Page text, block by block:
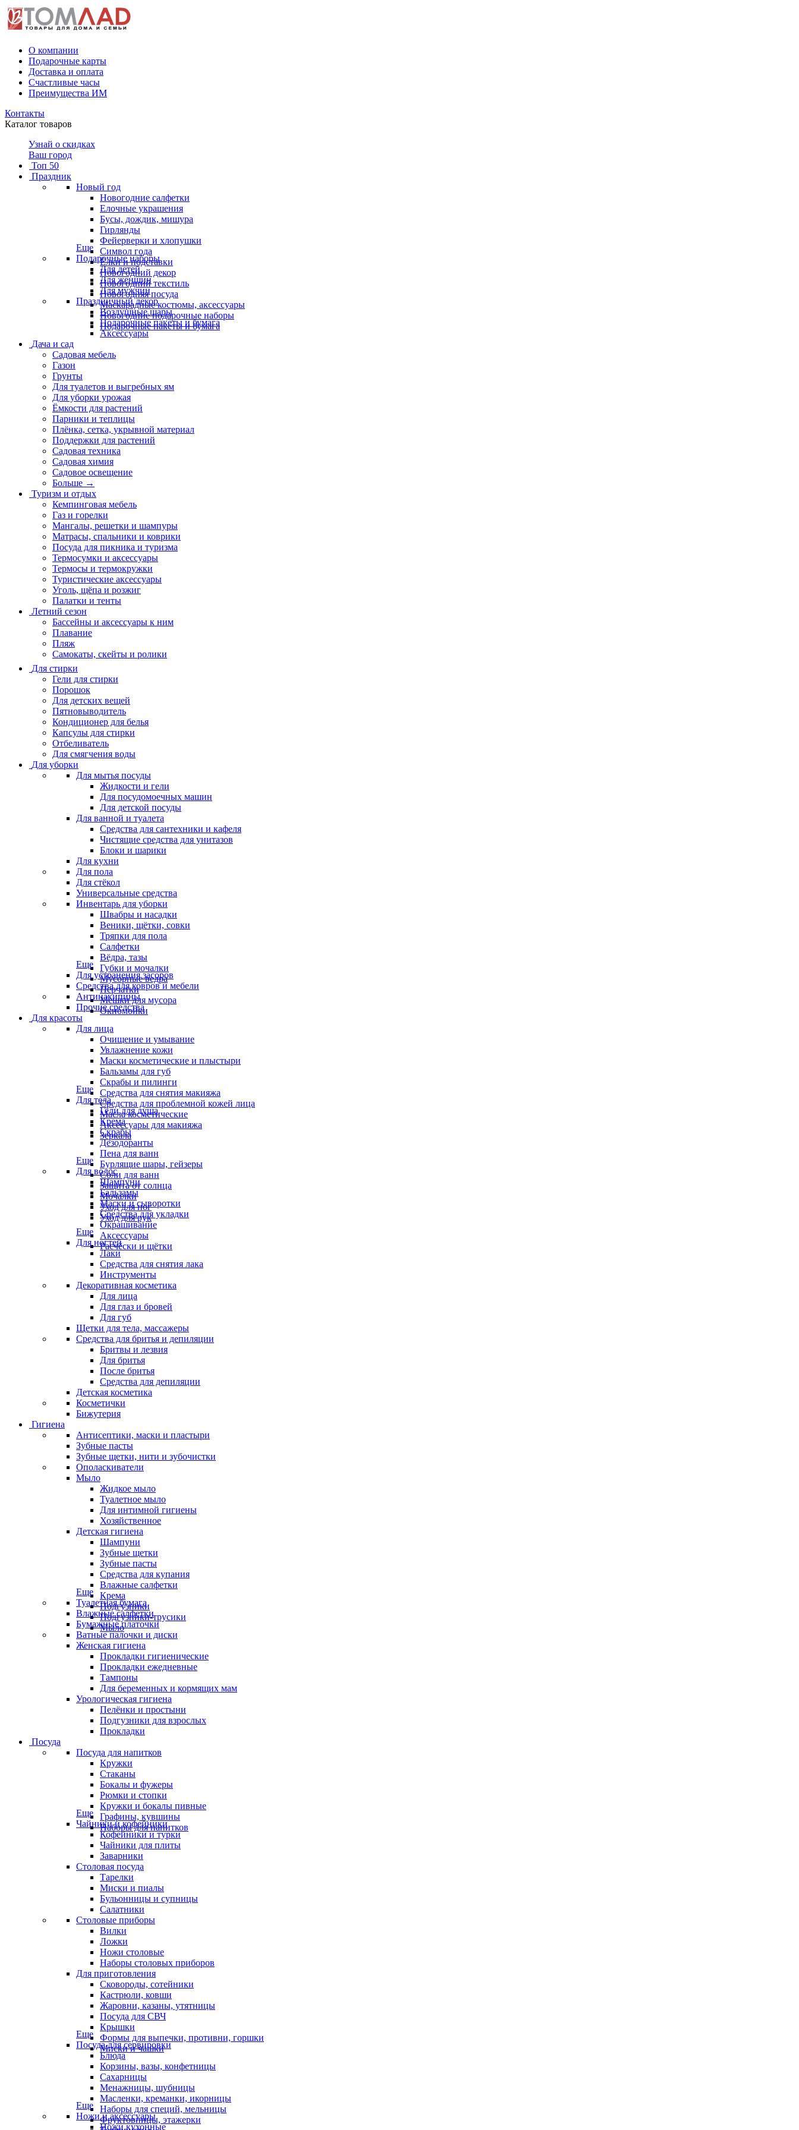
О компании
Подарочные карты
Доставка и оплата
Счастливые часы
Преимущества ИМ
Контакты
Каталог товаров
Узнай о скидках
Ваш город
Топ 50
Праздник
Новый год
Новогодние салфетки
Елочные украшения
Бусы, дождик, мишура
Гирлянды
Фейерверки и хлопушки
Символ года
Ёлки и подставки
Новогодний декор
Новогодний текстиль
Новогодняя посуда
Маскарадные костюмы, аксессуары
Новогодние подарочные наборы
Подарочные пакеты и бумага
Еще
Подарочные наборы
Для детей
Для женщин
Для мужчин
Праздничный декор
Воздушные шары
Подарочные пакеты и бумага
Аксессуары
Дача и сад
Садовая мебель
Газон
Грунты
Для туалетов и выгребных ям
Для уборки урожая
Ёмкости для растений
Парники и теплицы
Плёнка, сетка, укрывной материал
Поддержки для растений
Садовая техника
Садовая химия
Садовое освещение
Больше →
Туризм и отдых
Кемпинговая мебель
Газ и горелки
Мангалы, решетки и шампуры
Матрасы, cпальники и коврики
Посуда для пикника и туризма
Термосумки и аксессуары
Термосы и термокружки
Туристические аксессуары
Уголь, щёпа и розжиг
Палатки и тенты
Летний сезон
Бассейны и аксессуары к ним
Плавание
Пляж
Самокаты, скейты и ролики
Для стирки
Гели для стирки
Порошок
Для детских вещей
Пятновыводитель
Кондиционер для белья
Капсулы для стирки
Отбеливатель
Для смягчения воды
Для уборки
Для мытья посуды
Жидкости и гели
Для посудомоечных машин
Для детской посуды
Для ванной и туалета
Средства для сантехники и кафеля
Чистящие средства для унитазов
Блоки и шарики
Для кухни
Для пола
Для стёкол
Универсальные средства
Инвентарь для уборки
Швабры и насадки
Веники, щётки, совки
Тряпки для пола
Салфетки
Вёдра, тазы
Губки и мочалки
Мусорные ведра
Перчатки
Мешки для мусора
Окномойки
Еще
Для устранения засоров
Средства для ковров и мебели
Антинакипины
Прочие средства
Для красоты
Для лица
Очищение и умывание
Увлажнение кожи
Маски косметические и плыстыри
Бальзамы для губ
Скрабы и пилинги
Средства для снятия макияжа
Средства для проблемной кожей лица
Масла косметические
Аксессуары для макияжа
Зеркала
Еще
Для тела
Гели для душа
Крема
Скрабы
Дезодоранты
Пена для ванн
Бурлящие шары, гейзеры
Соли для ванн
Защита от солнца
Мочалки
Уход для ног
Уход для рук
Еще
Для волос
Шампуни
Бальзамы
Маски и сыворотки
Средства для укладки
Окрашивание
Аксессуары
Расчёски и щётки
Еще
Для ногтей
Лаки
Средства для снятия лака
Инструменты
Декоративная косметика
Для лица
Для глаз и бровей
Для губ
Щетки для тела, массажеры
Средства для бритья и депиляции
Бритвы и лезвия
Для бритья
После бритья
Средства для депиляции
Детская косметика
Косметички
Бижутерия
Гигиена
Антисептики, маски и пластыри
Зубные пасты
Зубные щетки, нити и зубочистки
Ополаскиватели
Мыло
Жидкое мыло
Туалетное мыло
Для интимной гигиены
Хозяйственное
Детская гигиена
Шампуни
Зубные щетки
Зубные пасты
Средства для купания
Влажные салфетки
Крема
Подгузники
Подгузники-трусики
Мыло
Еще
Туалетная бумага
Влажные салфетки
Бумажные платочки
Ватные палочки и диски
Женская гигиена
Прокладки гигиенические
Прокладки ежедневные
Тампоны
Для беременных и кормящих мам
Урологическая гигиена
Пелёнки и простыни
Подгузники для взрослых
Прокладки
Посуда
Посуда для напитков
Кружки
Стаканы
Бокалы и фужеры
Рюмки и стопки
Кружки и бокалы пивные
Графины, кувшины
Наборы для напитков
Еще
Чайники и кофейники
Кофейники и турки
Чайники для плиты
Заварники
Столовая посуда
Тарелки
Миски и пиалы
Бульонницы и супницы
Салатники
Столовые приборы
Вилки
Ложки
Ножи столовые
Наборы столовых приборов
Для приготовления
Сковороды, сотейники
Кастрюли, ковши
Жаровни, казаны, утятницы
Посуда для СВЧ
Крышки
Формы для выпечки, противни, горшки
Миски и чашки
Еще
Посуда для сервировки
Блюда
Корзины, вазы, конфетницы
Сахарницы
Менажницы, шубницы
Масленки, креманки, икорницы
Наборы для специй, мельницы
Фруктовницы, этажерки
Еще
Ножи и аксессуары
Ножи кухонные